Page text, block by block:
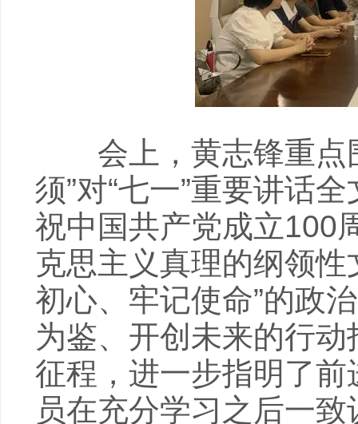
会上，黄志锋重点
须”对“七一”重要讲话
祝中国共产党成立100
克思主义真理的纲领
初心、牢记使命”的政
为鉴、开创未来的行
征程，进一步指明了
员在充分学习之后一